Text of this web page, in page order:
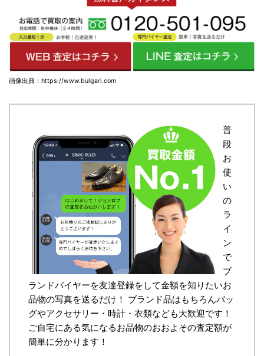
画像出典：https://www.bulgari.com
普
段
お
使
い
の
ラ
イ
ン
で
ブ
ランドバイヤーを友達登録をして金額を知りたいお
品物の写真を送るだけ！ ブランド品はもちろんバッ
グやアクセサリー・時計・衣類なども大歓迎です！
ご自宅にある気になるお品物のおおよその査定額が
簡単に分かります！